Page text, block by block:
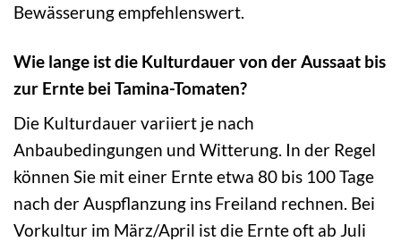
Bewässerung empfehlenswert.
Wie lange ist die Kulturdauer von der Aussaat bis
zur Ernte bei Tamina-Tomaten?
Die Kulturdauer variiert je nach
Anbaubedingungen und Witterung. In der Regel
können Sie mit einer Ernte etwa 80 bis 100 Tage
nach der Auspflanzung ins Freiland rechnen. Bei
Vorkultur im März/April ist die Ernte oft ab Juli